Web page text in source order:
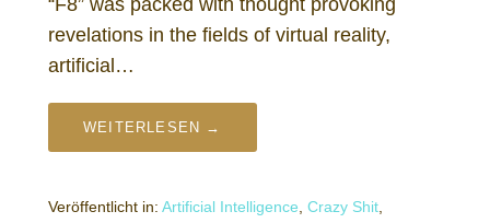
“F8” was packed with thought provoking
revelations in the fields of virtual reality,
artificial…
WEITERLESEN →
Veröffentlicht in: Artificial Intelligence, Crazy Shit,